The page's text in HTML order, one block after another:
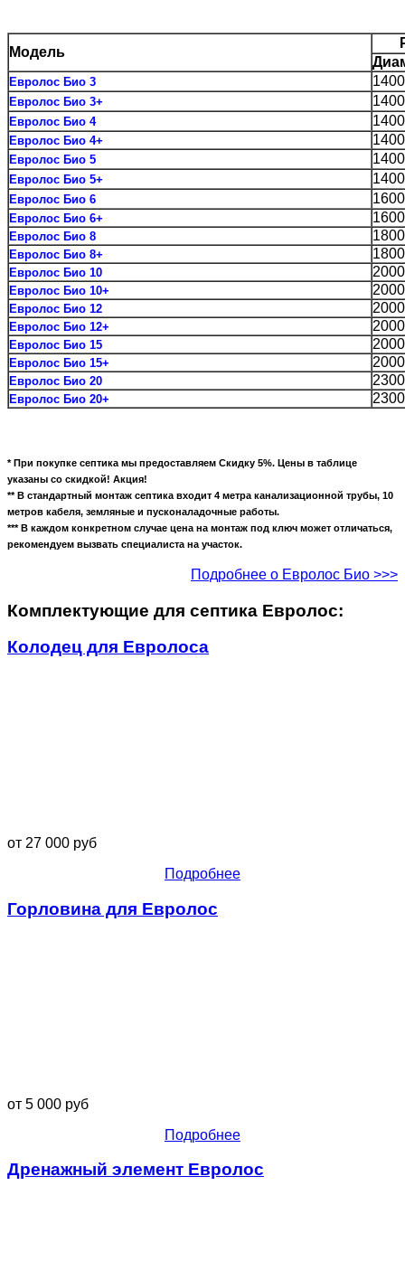
Модель
Евролос Био 3 1400
Евролос Био 3+ 1400
Евролос Био 4 1400
Евролос Био 4+ 1400
Евролос Био 5 1400
Евролос Био 5+ 1400
Евролос Био 6 1600
Евролос Био 6+ 1600
Евролос Био 8 1800
Евролос Био 8+ 1800
Евролос Био 10 2000
Евролос Био 10+ 2000
Евролос Био 12 2000
Евролос Био 12+ 2000
Евролос Био 15 2000
Евролос Био 15+ 2000
Евролос Био 20 2300
Евролос Био 20+ 2300
* При покупке септика мы предоставляем Скидку 5%. Цены в таблице
указаны со скидкой! Акция!
** В стандартный монтаж септика входит 4 метра канализационной трубы, 10
метров кабеля, земляные и пусконаладочные работы.
*** В каждом конкретном случае цена на монтаж под ключ может отличаться,
рекомендуем вызвать специалиста на участок.
Подробнее о Евролос Био >>>
Комплектующие для септика Евролос:
Колодец для Евролоса
от 27 000 руб
Подробнее
Горловина для Евролос
от 5 000 руб
Подробнее
Дренажный элемент Евролос